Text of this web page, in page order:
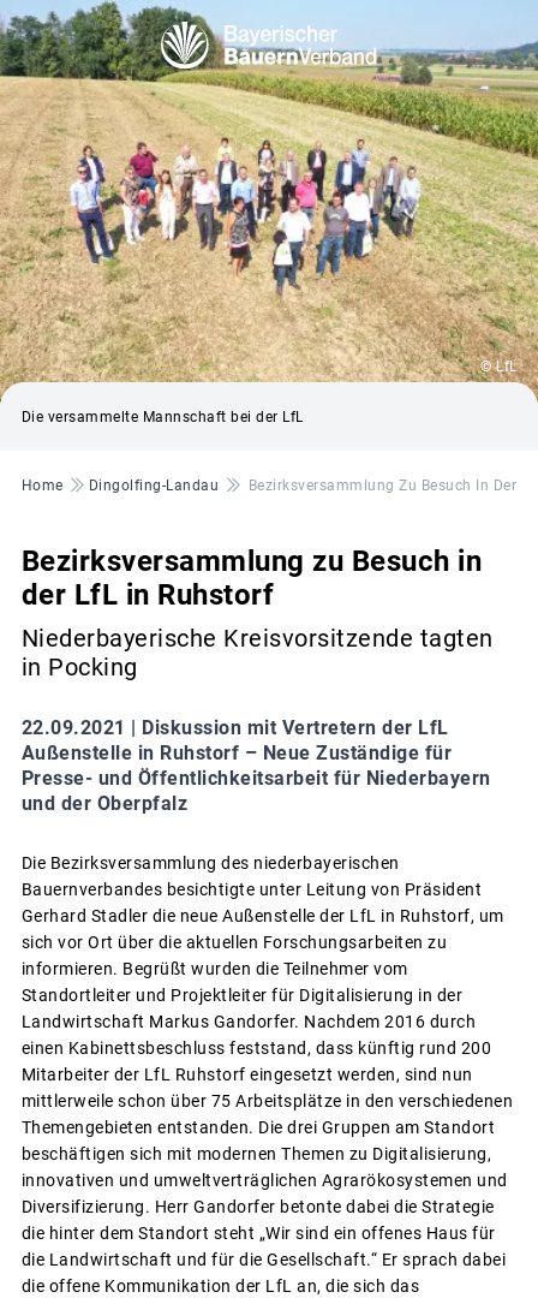
© LfL
Die versammelte Mannschaft bei der LfL
Pfadnavigation
Home Dingolfing-Landau Bezirksversammlung Zu Besuch In Der
Bezirksversammlung zu Besuch in
der LfL in Ruhstorf
Niederbayerische Kreisvorsitzende tagten
in Pocking
22.09.2021 |
Diskussion mit Vertretern der LfL
Außenstelle in Ruhstorf – Neue Zuständige für
Presse- und Öffentlichkeitsarbeit für Niederbayern
und der Oberpfalz
Die Bezirksversammlung des niederbayerischen
Bauernverbandes besichtigte unter Leitung von Präsident
Gerhard Stadler die neue Außenstelle der LfL in Ruhstorf, um
sich vor Ort über die aktuellen Forschungsarbeiten zu
informieren. Begrüßt wurden die Teilnehmer vom
Standortleiter und Projektleiter für Digitalisierung in der
Landwirtschaft Markus Gandorfer. Nachdem 2016 durch
einen Kabinettsbeschluss feststand, dass künftig rund 200
Mitarbeiter der LfL Ruhstorf eingesetzt werden, sind nun
mittlerweile schon über 75 Arbeitsplätze in den verschiedenen
Themengebieten entstanden. Die drei Gruppen am Standort
beschäftigen sich mit modernen Themen zu Digitalisierung,
innovativen und umweltverträglichen Agrarökosystemen und
Diversifizierung. Herr Gandorfer betonte dabei die Strategie
die hinter dem Standort steht „Wir sind ein offenes Haus für
die Landwirtschaft und für die Gesellschaft.“ Er sprach dabei
die offene Kommunikation der LfL an, die sich das